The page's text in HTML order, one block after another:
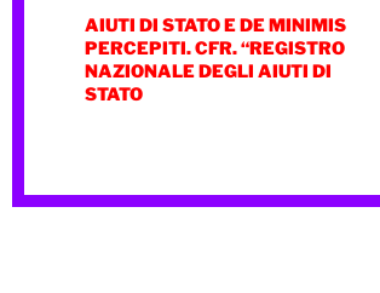
AIUTI DI STATO E DE MINIMIS
PERCEPITI. CFR. “REGISTRO
NAZIONALE DEGLI AIUTI DI
STATO